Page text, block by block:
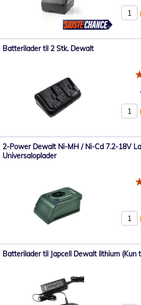
Batterilader til 2 Stk. Dewalt
2-Power Dewalt Ni-MH / Ni-Cd 7.2-18V
Universaloplader
Batterilader til Japcell Dewalt lithium (Kun